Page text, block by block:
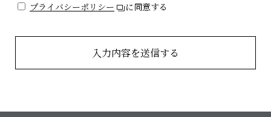
プライバシーポリシー に同意する